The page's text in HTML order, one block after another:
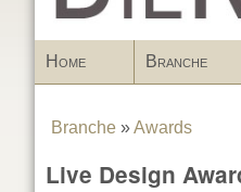
Home Branche
You are here
Branche »Awards
Live Design